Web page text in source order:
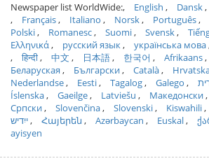
Newspaper list WorldWide: English Dansk
Français
Italiano Norsk Português
Polski
Romanesc Suomi Svensk
Ελληνικά
русский язык українська мова
हिन्दी
中文 日本語 한국어 Afrikaans
Беларуская
Български Català
Nederlandse
Eesti Tagalog Galego
Íslenska
Gaeilge Latviešu Македонски
Српски
Slovenčina Slovenski Kiswahili
ייִדיש
Հայերեն Azərbaycan Euskal
ayisyen